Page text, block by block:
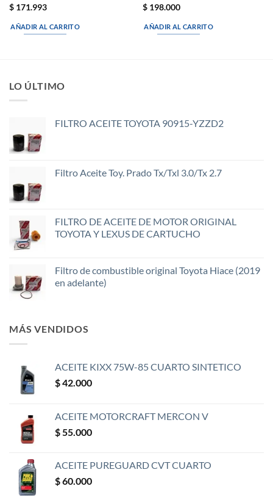
$171.993
AÑADIR AL CARRITO
$198.000
AÑADIR AL CARRITO
LO ÚLTIMO
FILTRO ACEITE TOYOTA 90915-YZZD2
Filtro Aceite Toy. Prado Tx/Txl 3.0/Tx 2.7
FILTRO DE ACEITE DE MOTOR ORIGINAL
TOYOTA Y LEXUS DE CARTUCHO
Filtro de combustible original Toyota Hiace (2019
en adelante)
MÁS VENDIDOS
ACEITE KIXX 75W-85 CUARTO SINTETICO
$42.000
ACEITE MOTORCRAFT MERCON V
$ 55.000
ACEITE PUREGUARD CVT CUARTO
$60.000